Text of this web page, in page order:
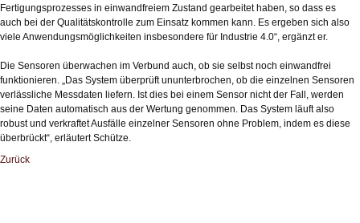
Fertigungsprozesses in einwandfreiem Zustand gearbeitet haben, so dass es
auch bei der Qualitätskontrolle zum Einsatz kommen kann. Es ergeben sich also
viele Anwendungsmöglichkeiten insbesondere für Industrie 4.0“, ergänzt er.
Die Sensoren überwachen im Verbund auch, ob sie selbst noch einwandfrei
funktionieren. „Das System überprüft ununterbrochen, ob die einzelnen Sensoren
verlässliche Messdaten liefern. Ist dies bei einem Sensor nicht der Fall, werden
seine Daten automatisch aus der Wertung genommen. Das System läuft also
robust und verkraftet Ausfälle einzelner Sensoren ohne Problem, indem es diese
überbrückt“, erläutert Schütze.
Zurück